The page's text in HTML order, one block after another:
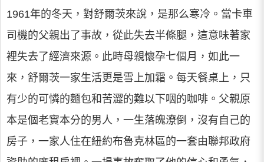
1961年的冬天，對舒爾茨來說，是那么寒冷。當卡車
司機的父親出了事故，從此失去半條腿，這意味著家
裡失去了經濟來源。此時母親懷孕七個月，如此一
來，舒爾茨一家生活更是雪上加霜。每天餐桌上，只
有少的可憐的麵包和苦澀的難以下咽的咖啡。父親原
本是個老實本分的男人，一生落魄潦倒，沒有自己的
房子，一家人住在紐約布魯克林區的一套由聯邦政府